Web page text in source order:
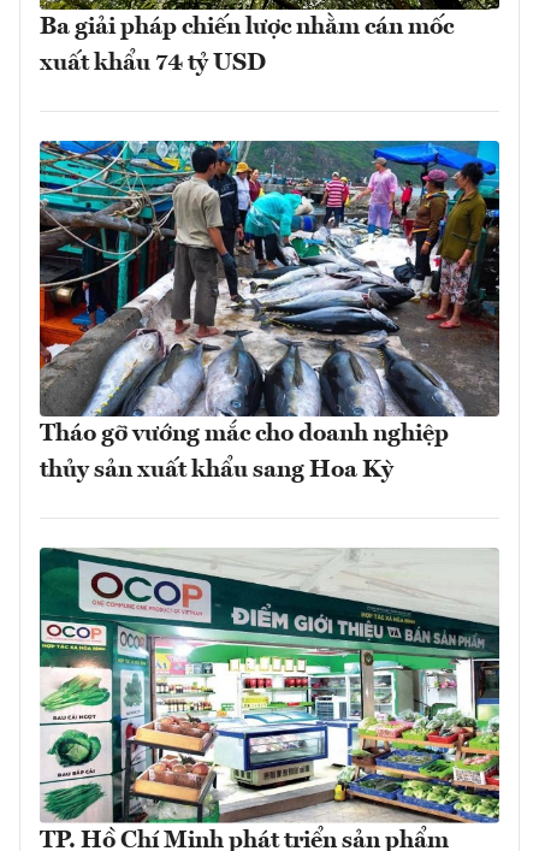
Ba giải pháp chiến lược nhằm cán mốc
xuất khẩu 74 tỷ USD
Tháo gỡ vướng mắc cho doanh nghiệp
thủy sản xuất khẩu sang Hoa Kỳ
TP. Hồ Chí Minh phát triển sản phẩm